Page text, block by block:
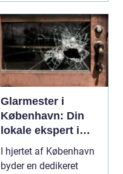
Glarmester i
København: Din
lokale ekspert i
glasløsninger
I hjertet af København
byder en dedikeret